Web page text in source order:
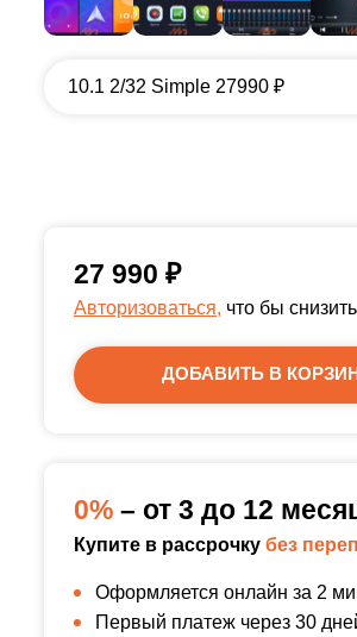
10.1 2/32 Simple 27990 ₽
27 990 ₽
Авторизоваться, что бы
ДОБАВИТЬ В
0% – от 3 до 12
Купите в рассрочку без
Оформляется онлайн за 2
Первый платеж через 30